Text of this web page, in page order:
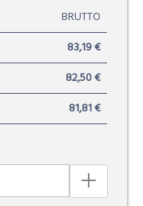
BRUTTO
83,19 €
82,50 €
81,81 €